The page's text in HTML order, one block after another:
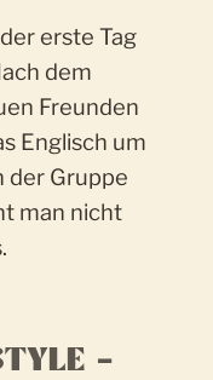
erste Tag
dem
Freunden
Englisch um
der Gruppe
man nicht
–